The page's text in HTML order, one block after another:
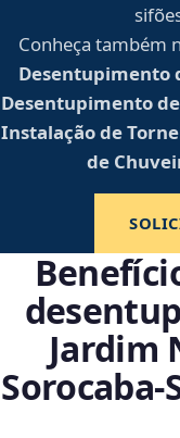
Conheça também
Desentupimento
Desentupimento
Instalação de
de
Jardim